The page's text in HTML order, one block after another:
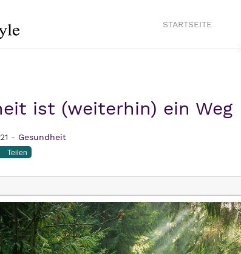
STARTSEITE
ist (weiterhin) ein Weg
- Gesundheit
Teilen